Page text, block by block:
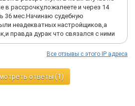
в рассрочку,пожалеете и через 14
36 мес.Начинаю судебную
неадекватных настройщиков,а
правда дурак что связался с ними
Все отзывы с этого IP адреса
ответы (1)